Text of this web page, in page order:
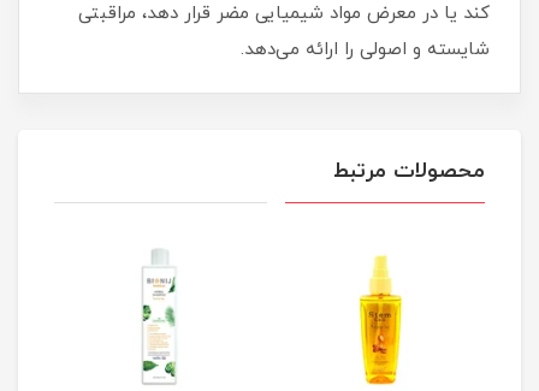
کند یا در معرض مواد شیمیایی مضر قرار دهد، مراقبتی
شایسته و اصولی را ارائه می‌دهد.
محصولات مرتبط